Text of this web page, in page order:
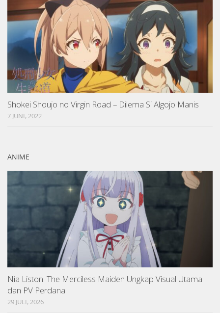
Shokei Shoujo no Virgin Road – Dilema Si Algojo Manis
7 JUNI, 2022
ANIME
Nia Liston: The Merciless Maiden Ungkap Visual Utama
dan PV Perdana
29 JULI, 2026